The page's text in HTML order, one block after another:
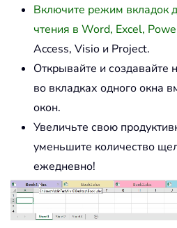
Включите режим вкладок
чтения в Word, Excel,
Access, Visio и Project.
Открывайте и создавайте
во вкладках одного окна
окон.
Увеличьте свою
уменьшите количество
ежедневно!